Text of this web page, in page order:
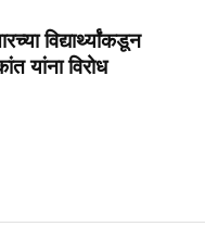
विद्यार्थ्यांकडून
यांना विरोध